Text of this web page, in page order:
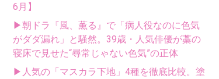
6月】
▶朝ドラ『風、薫る』で「病人役なのに色気
がダダ漏れ」と騒然。39歳・人気俳優が藁の
寝床で見せた“尋常じゃない色気”の正体
▶人気の「マスカラ下地」4種を徹底比較。塗